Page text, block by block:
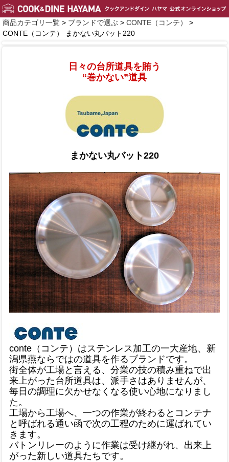
商品カテゴリ一覧 > ブランドで選ぶ > CONTE（コンテ）
>
CONTE（コンテ） まかない丸バット220
日々の台所道具を賄う
“巻かない”道具
まかない丸バット220
conte（コンテ）はステンレス加工の一大産地、新
潟県燕ならではの道具を作るブランドです。
街全体が工場と言える、分業の技の積み重ねで出
来上がった台所道具は、派手さはありませんが、
毎日の調理に欠かせなくなる使い心地になりまし
た。
工場から工場へ、一つの作業が終わるとコンテナ
と呼ばれる通い函で次の工程のために運ばれてい
きます。
バトンリレーのように作業は受け継がれ、出来上
がった新しい道具たちです。